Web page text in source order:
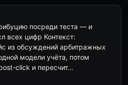
посреди теста — и
всех цифр Контекст:
из обсуждений арбитражных
модели учёта, потом
click и пересчит…